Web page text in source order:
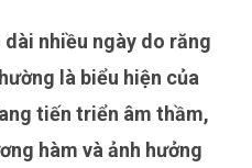
là biểu hiện của
tiến triển âm thầm,
hàm và ảnh hưởng